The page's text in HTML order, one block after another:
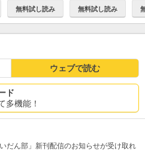
無料試し読み 無料試し読み
ウェブで読む
ド
多機能！
だん部」新刊配信のお知らせが受け取れ